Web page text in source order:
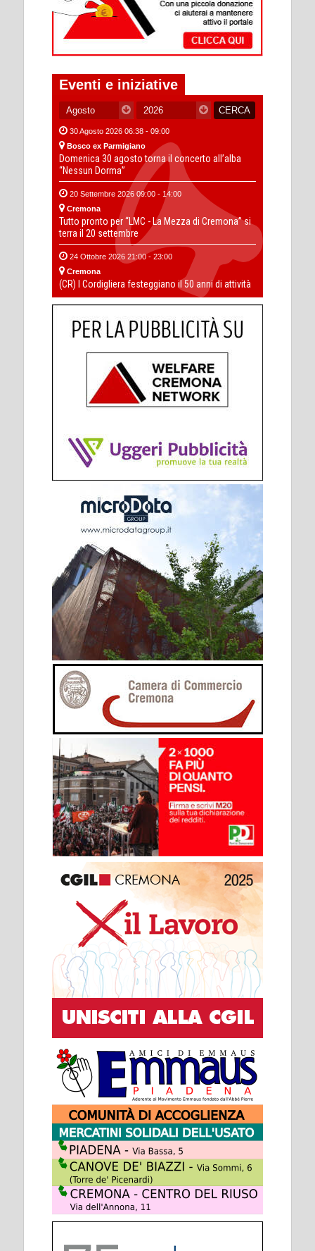
Eventi e iniziative
30 Agosto 2026 06:38 - 09:00
Bosco ex Parmigiano
Domenica 30 agosto torna il concerto all’alba
“Nessun Dorma”
20 Settembre 2026 09:00 - 14:00
Cremona
Tutto pronto per “LMC - La Mezza di Cremona” si
terra il 20 settembre
24 Ottobre 2026 21:00 - 23:00
Cremona
(CR) I Cordigliera festeggiano il 50 anni di attività